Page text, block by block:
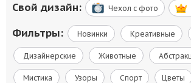
Свой дизайн: Чехол c фото
Фильтры: Новинки Креативные
Дизайнерские Животные
Мистика Узоры Спорт Цветы